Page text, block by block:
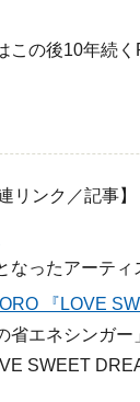
この後10年続
リンク／記事】
なったアーテ
『LOVE
省エネシンガ
SWEET